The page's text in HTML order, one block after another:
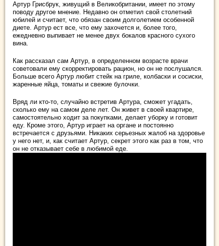
Артур Грисбрук, живущий в Великобритании, имеет по этому
поводу другое мнение. Недавно он отметил свой столетний
юбилей и считает, что обязан своим долголетием особенной
диете. Артур ест все, что ему захочется и, более того,
ежедневно выпивает не менее двух бокалов красного сухого
вина.
Как рассказал сам Артур, в определенном возрасте врачи
советовали ему скорректировать рацион, но он не послушался.
Больше всего Артур любит стейк на гриле, колбаски и сосиски,
жаренные яйца, томаты и свежие булочки.
Вряд ли кто-то, случайно встретив Артура, сможет угадать,
сколько ему на самом деле лет. Он живет в своей квартире,
самостоятельно ходит за покупками, делает уборку и готовит
еду. Кроме этого, Артур играет на органе и постоянно
встречается с друзьями. Никаких серьезных жалоб на здоровье
у него нет, и, как считает Артур, секрет этого как раз в том, что
он не отказывает себе в любимой еде.